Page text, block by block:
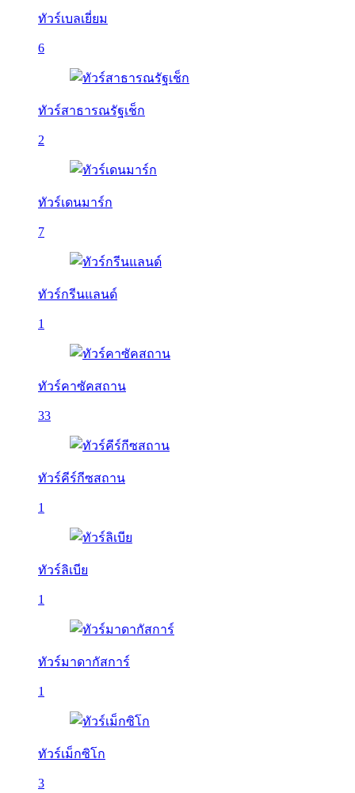
ทัวร์เบลเยี่ยม
6
ทัวร์สาธารณรัฐเช็ก
2
ทัวร์เดนมาร์ก
7
ทัวร์กรีนแลนด์
1
ทัวร์คาซัคสถาน
33
ทัวร์คีร์กีซสถาน
1
ทัวร์ลิเบีย
1
ทัวร์มาดากัสการ์
1
ทัวร์เม็กซิโก
3